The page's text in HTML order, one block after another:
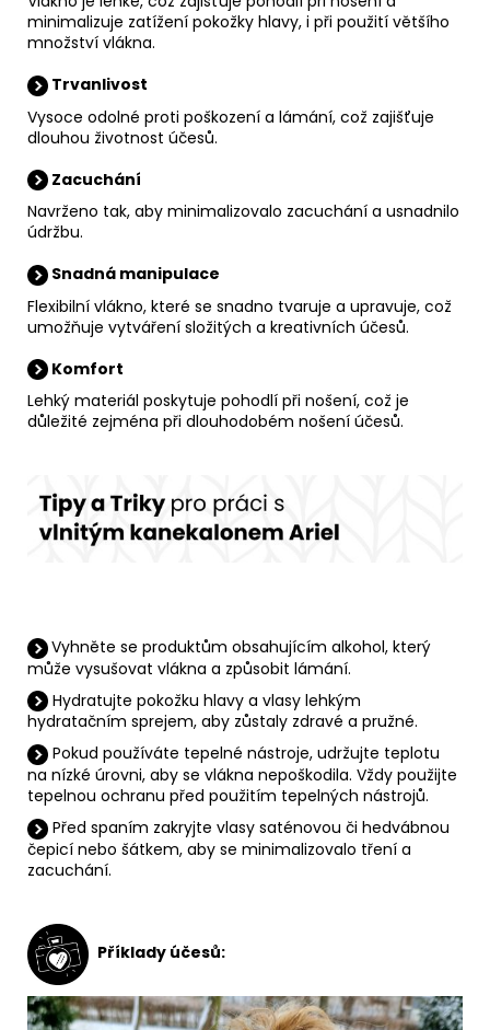
minimalizuje zatížení pokožky hlavy, i při použití většího
množství vlákna.
Trvanlivost
Vysoce odolné proti poškození a lámání, což zajišťuje
dlouhou životnost účesů.
Zacuchání
Navrženo tak, aby minimalizovalo zacuchání a usnadnilo
údržbu.
Snadná manipulace
Flexibilní vlákno, které se snadno tvaruje a upravuje, což
umožňuje vytváření složitých a kreativních účesů.
Komfort
Lehký materiál poskytuje pohodlí při nošení, což je
důležité zejména při dlouhodobém nošení účesů.
Vyhněte se produktům obsahujícím alkohol, který
může vysušovat vlákna a způsobit lámání.
Hydratujte pokožku hlavy a vlasy lehkým
hydratačním sprejem, aby zůstaly zdravé a pružné.
Pokud používáte tepelné nástroje, udržujte teplotu
na nízké úrovni, aby se vlákna nepoškodila. Vždy použijte
tepelnou ochranu před použitím tepelných nástrojů.
Před spaním zakryjte vlasy saténovou či hedvábnou
čepicí nebo šátkem, aby se minimalizovalo tření a
zacuchání.
Příklady účesů: